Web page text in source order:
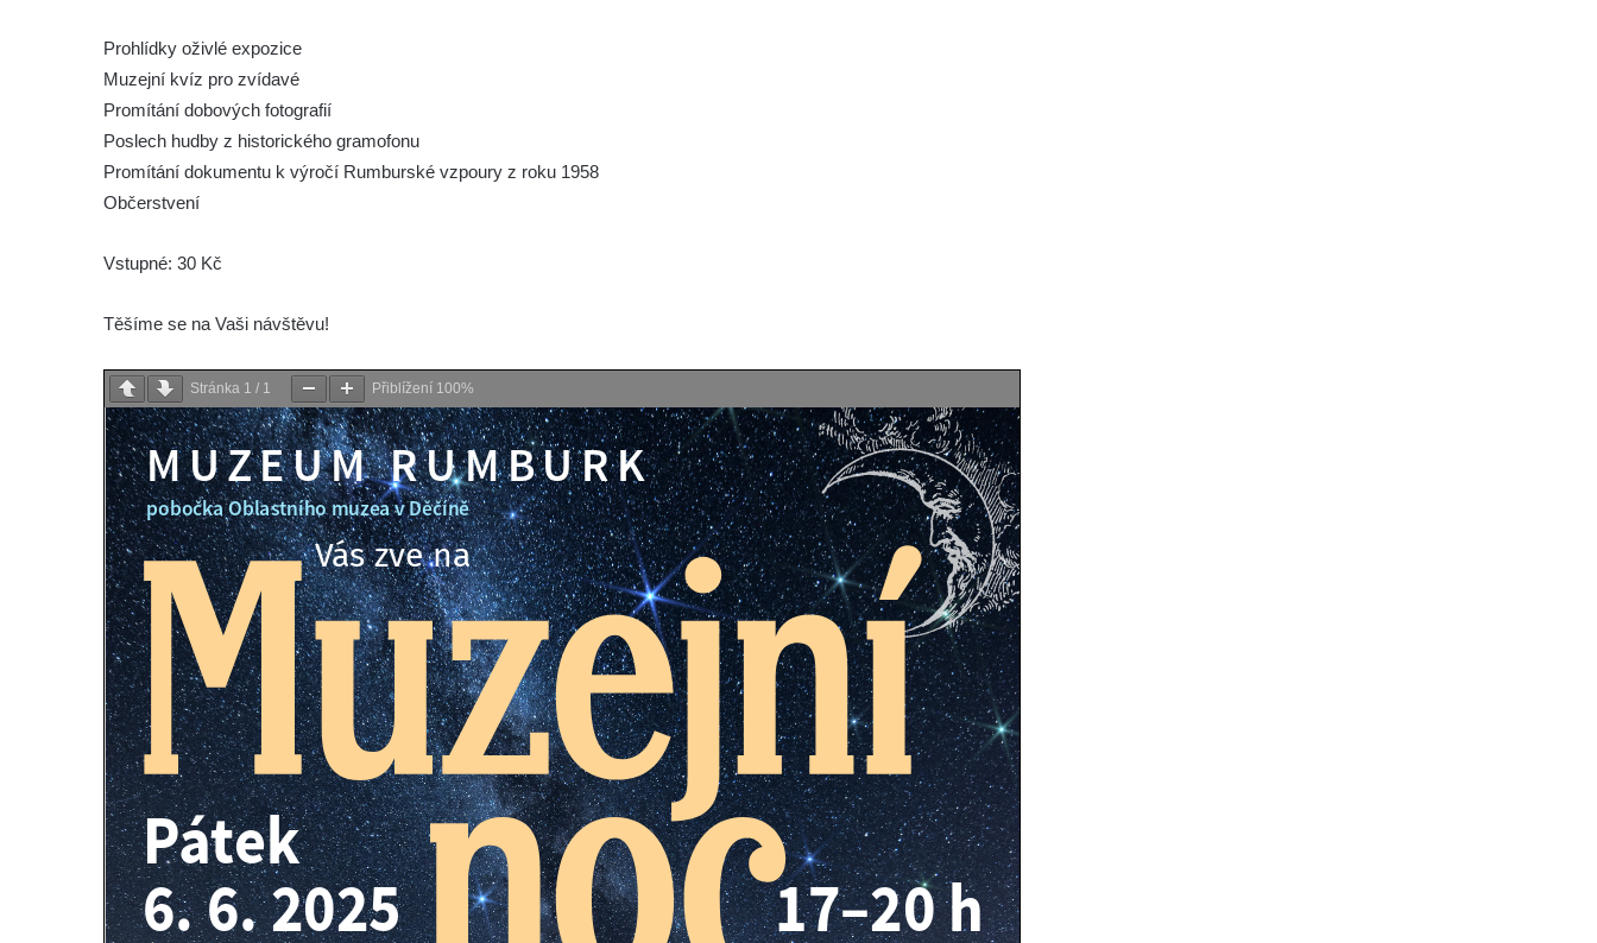
Prohlídky oživlé expozice
Muzejní kvíz pro zvídavé
Promítání dobových fotografií
Poslech hudby z historického gramofonu
Promítání dokumentu k výročí Rumburské vzpoury z roku 1958
Občerstvení
Vstupné: 30 Kč
Těšíme se na Vaši návštěvu!
Stránka 1 / 1 Přiblížení 100%